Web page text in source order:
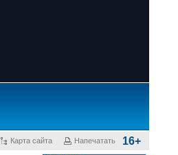
Карта сайта Напечатать 16+